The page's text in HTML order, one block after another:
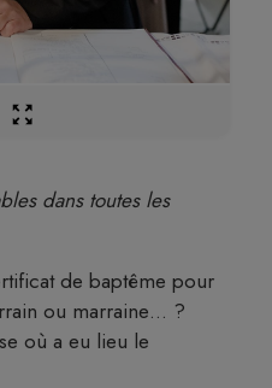
dans toutes les
de baptême pour
ou marraine… ?
où a eu lieu le